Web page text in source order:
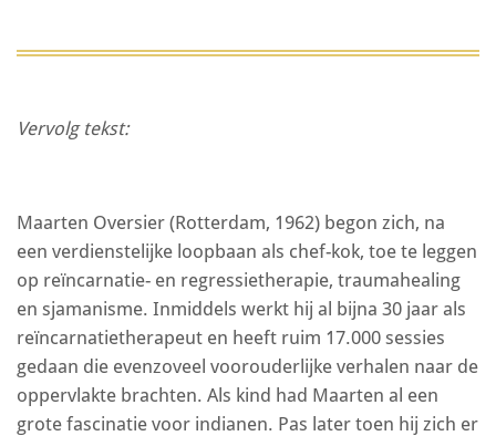
Vervolg tekst:
Maarten Oversier (Rotterdam, 1962) begon zich, na
een verdienstelijke loopbaan als chef-kok, toe te leggen
op reïncarnatie- en regressietherapie, traumahealing
en sjamanisme. Inmiddels werkt hij al bijna 30 jaar als
reïncarnatietherapeut en heeft ruim 17.000 sessies
gedaan die evenzoveel voorouderlijke verhalen naar de
oppervlakte brachten. Als kind had Maarten al een
grote fascinatie voor indianen. Pas later toen hij zich er